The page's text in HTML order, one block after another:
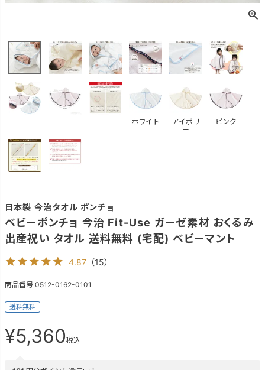
ホワイト
アイボリ
ー
ピンク
日本製 今治タオル ポンチョ
ベビーポンチョ 今治 Fit-Use ガーゼ素材 おくるみ
出産祝い タオル 送料無料 (宅配) ベビーマント
4.87 （15）
商品番号 0512-0162-0101
送料無料
¥5,360税込